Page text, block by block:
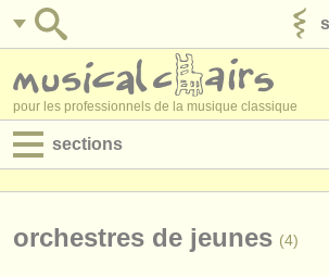
pour les professionnels de la musique classique
sections
orchestres de jeunes (4)